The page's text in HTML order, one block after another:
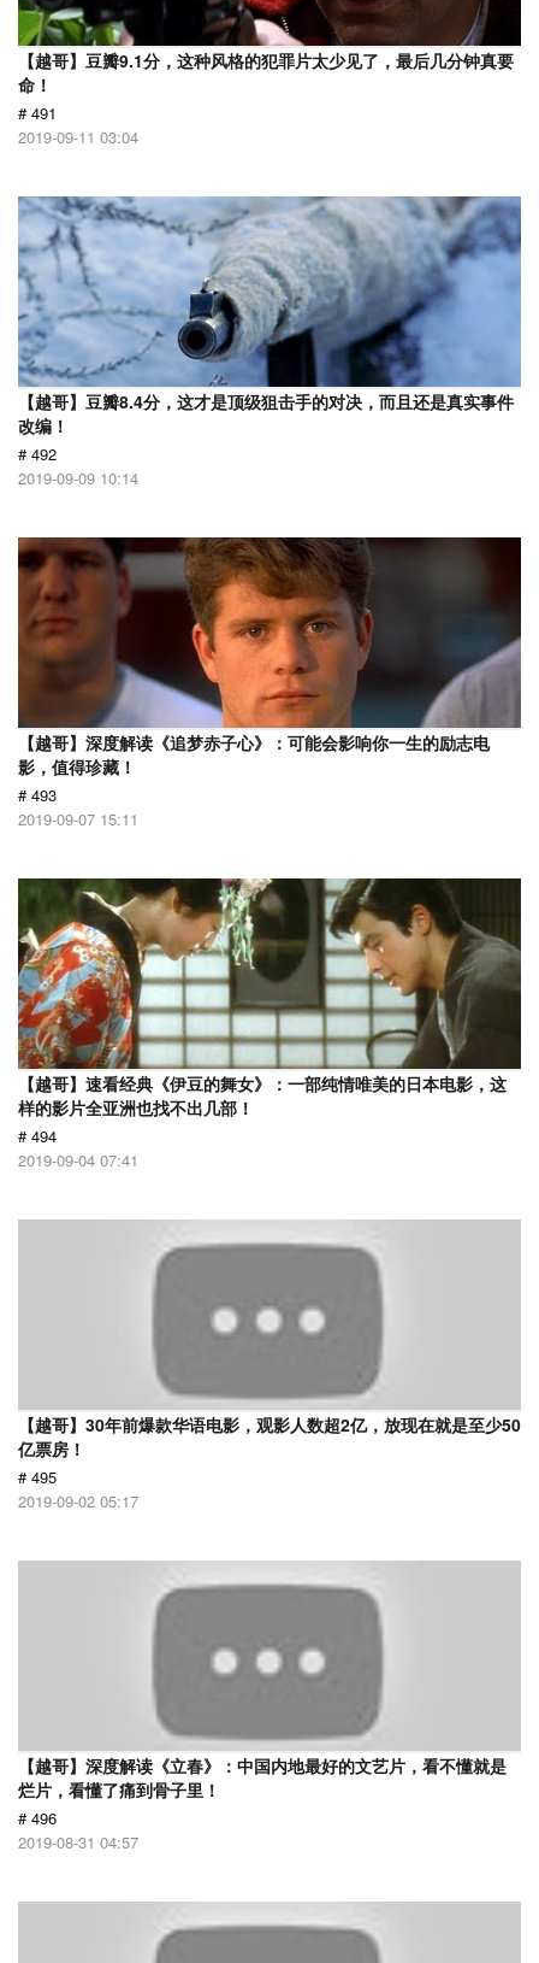
【越哥】豆瓣9.1分，这种风格的犯罪片太少见了，最后几分钟真要
命！
# 491
2019-09-11 03:04
【越哥】豆瓣8.4分，这才是顶级狙击手的对决，而且还是真实事件
改编！
# 492
2019-09-09 10:14
【越哥】深度解读《追梦赤子心》：可能会影响你一生的励志电
影，值得珍藏！
# 493
2019-09-07 15:11
【越哥】速看经典《伊豆的舞女》：一部纯情唯美的日本电影，这
样的影片全亚洲也找不出几部！
# 494
2019-09-04 07:41
【越哥】30年前爆款华语电影，观影人数超2亿，放现在就是至少50
亿票房！
# 495
2019-09-02 05:17
【越哥】深度解读《立春》：中国内地最好的文艺片，看不懂就是
烂片，看懂了痛到骨子里！
# 496
2019-08-31 04:57